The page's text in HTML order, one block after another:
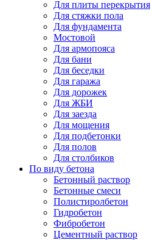
Для плиты перекрытия
Для стяжки пола
Для фундамента
Мостовой
Для армопояса
Для бани
Для беседки
Для гаража
Для дорожек
Для ЖБИ
Для заезда
Для мощения
Для подбетонки
Для полов
Для столбиков
По виду бетона
Бетонный раствор
Бетонные смеси
Полистиролбетон
Гидробетон
Фибробетон
Цементный раствор